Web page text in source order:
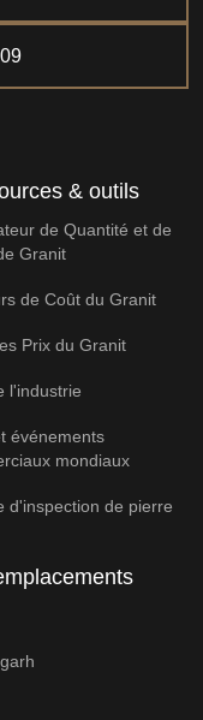
& outils
de Quantité et de
Granit
de Coût du Granit
Prix du Granit
l'industrie
événements
mondiaux
d'inspection de pierre